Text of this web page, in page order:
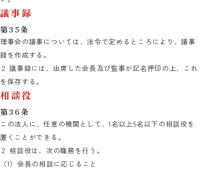
議事録
第35条
理事会の議事については、法令で定めるところにより、議事
録を作成する。
２ 議事録には、出席した会長及び監事が記名押印の上、これ
を保存する。
相談役
第36条
この法人に、任意の機関として、1名以上5名以下の相談役を
置くことができる。
２ 相談役は、次の職務を行う。
（1）会長の相談に応じること